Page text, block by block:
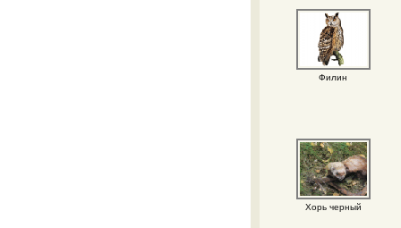
Филин
Хорь черный